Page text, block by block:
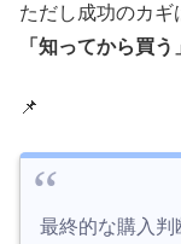
ただし成功のカギ
「知ってから買う
📌
最終的な購入判